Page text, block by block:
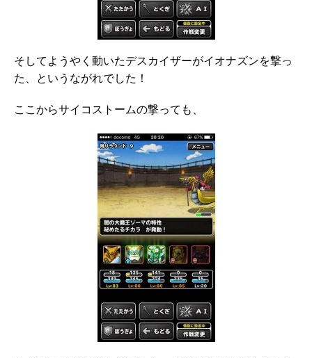
そしてようやく動いたデスカイザーがイオナズンを撃っ
た、というながれでした！
ここからサイコストームの撃っても、